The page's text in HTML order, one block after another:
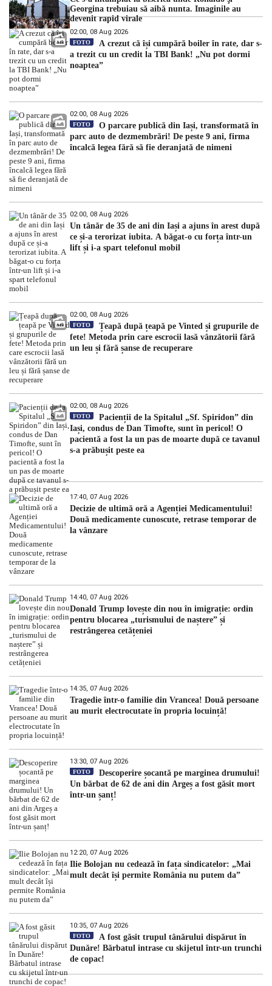
Georgina trebuiau să aibă nunta. Imaginile au
devenit rapid virale
02:00, 08 Aug 2026
FOTO
A crezut că își cumpără boiler în rate, dar s-
a trezit cu un credit la TBI Bank! „Nu pot dormi
noaptea”
02:00, 08 Aug 2026
FOTO
O parcare publică din Iași, transformată în
parc auto de dezmembrări! De peste 9 ani, firma
încalcă legea fără să fie deranjată de nimeni
02:00, 08 Aug 2026
Un tânăr de 35 de ani din Iași a ajuns în arest după
ce și-a terorizat iubita. A băgat-o cu forța într-un
lift și i-a spart telefonul mobil
02:00, 08 Aug 2026
FOTO
Țeapă după țeapă pe Vinted și grupurile de
fete! Metoda prin care escrocii lasă vânzătorii fără
un leu și fără șanse de recuperare
02:00, 08 Aug 2026
FOTO
Pacienții de la Spitalul „Sf. Spiridon” din
Iași, condus de Dan Timofte, sunt în pericol! O
pacientă a fost la un pas de moarte după ce tavanul
s-a prăbușit peste ea
17:40, 07 Aug 2026
Decizie de ultimă oră a Agenției Medicamentului!
Două medicamente cunoscute, retrase temporar de
la vânzare
14:40, 07 Aug 2026
Donald Trump lovește din nou în imigrație: ordin
pentru blocarea „turismului de naștere” și
restrângerea cetățeniei
14:35, 07 Aug 2026
Tragedie într-o familie din Vrancea! Două persoane
au murit electrocutate în propria locuință!
13:30, 07 Aug 2026
FOTO
Descoperire șocantă pe marginea drumului!
Un bărbat de 62 de ani din Argeș a fost găsit mort
într-un șanț!
12:20, 07 Aug 2026
Ilie Bolojan nu cedează în fața sindicatelor: „Mai
mult decât își permite România nu putem da”
10:35, 07 Aug 2026
FOTO
A fost găsit trupul tânărului dispărut în
Dunăre! Bărbatul intrase cu skijetul într-un trunchi
de copac!